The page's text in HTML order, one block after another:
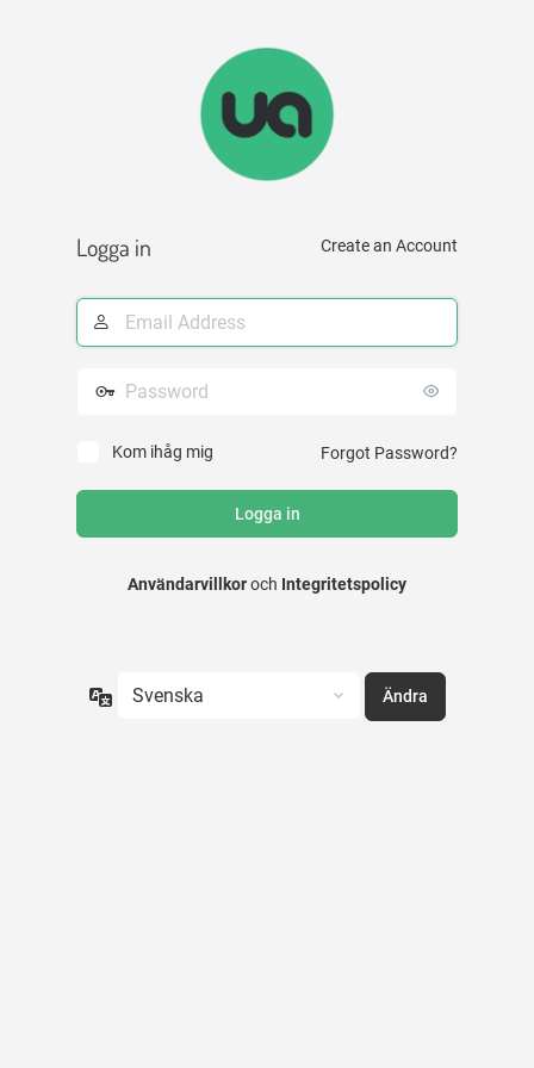
Logga in Create an Account
E-
postadress
Kom ihåg mig Forgot Password?
Användarvillkoroch Integritetspolicy
Språk